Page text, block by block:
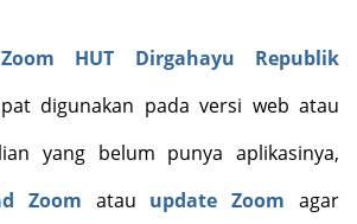
HUT Dirgahayu Republik
digunakan pada versi web atau
yang belum punya aplikasinya,
Zoom atau update Zoom agar